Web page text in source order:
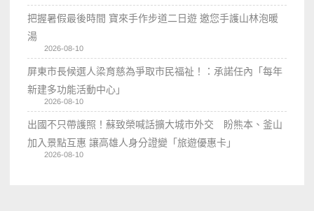
把握暑假最後時間 寶來手作步道二日遊 邀您手護山林泡暖
湯
2026-08-10
屏東市長候選人梁育慈為爭取市民福祉！：承諾任內「每年
新建多功能活動中心」
2026-08-10
出國不只帶護照！蘇致榮喊話擴大城市外交 盼熊本、釜山
加入景點互惠 讓高雄人身分證變「旅遊優惠卡」
2026-08-10